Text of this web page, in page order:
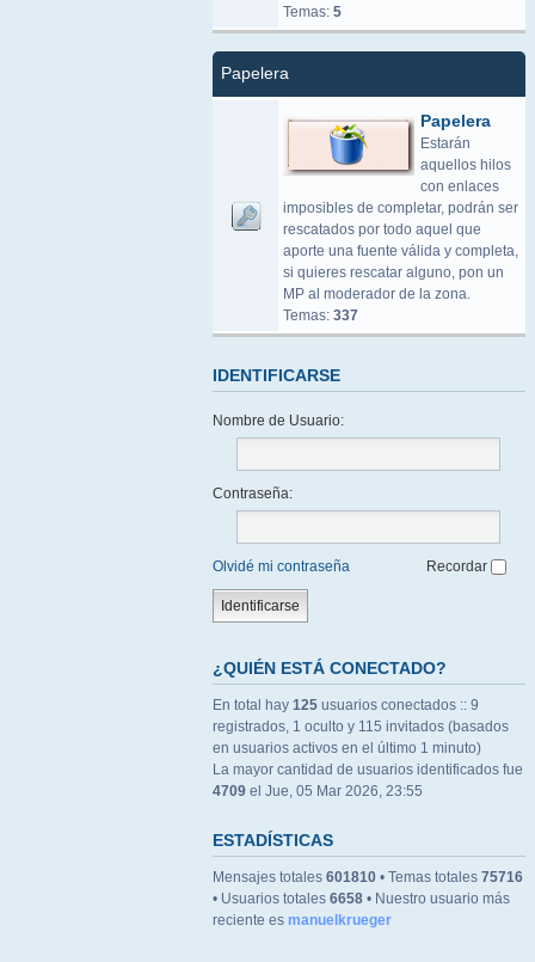
Temas: 5
Papelera
Papelera
Estarán
aquellos hilos
con enlaces
imposibles de completar, podrán ser
rescatados por todo aquel que
aporte una fuente válida y completa,
si quieres rescatar alguno, pon un
MP al moderador de la zona.
Temas: 337
IDENTIFICARSE
Nombre de Usuario:
Contraseña:
Olvidé mi contraseña Recordar
¿QUIÉN ESTÁ CONECTADO?
En total hay 125 usuarios conectados :: 9
registrados, 1 oculto y 115 invitados (basados
en usuarios activos en el último 1 minuto)
La mayor cantidad de usuarios identificados fue
4709 el Jue, 05 Mar 2026, 23:55
ESTADÍSTICAS
Mensajes totales 601810 • Temas totales 75716
• Usuarios totales 6658 • Nuestro usuario más
reciente es manuelkrueger